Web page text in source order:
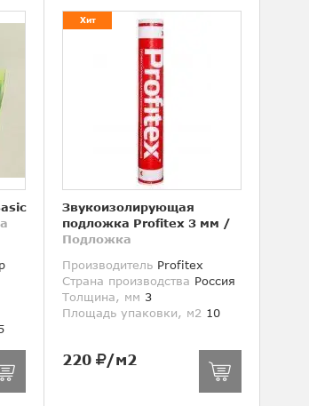
Хит
Звукоизолирующая
подложка Profitex 3 мм /
Подложка
Производитель Profitex
Страна производства Россия
Толщина, мм 3
Площадь упаковки, м2 10
220 /м2